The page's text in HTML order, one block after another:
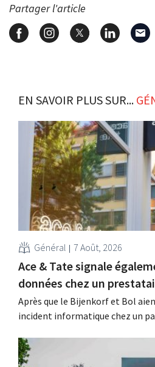
Partager l'article
EN SAVOIR PLUS SUR...
Général 7 Août, 2026
Ace & Tate signale
données chez un
Après que le Bijenkorf et Bol
incident informatique chez un
clients d'une fuite de données.
les noms d'utilisateur et les